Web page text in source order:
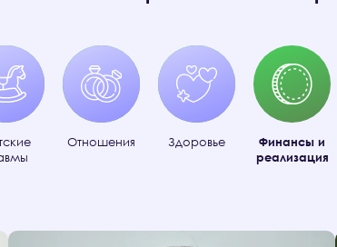
Отношения Здоровье
Финансы и
реализация